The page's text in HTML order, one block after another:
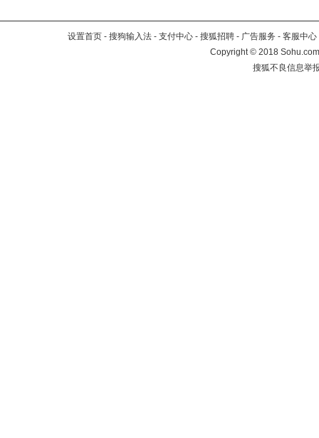
设置首页 - 搜狗输入法 - 支付中心 - 搜狐招聘 - 广告服务 - 客服中心
Copyright©2018
搜狐不良信息举